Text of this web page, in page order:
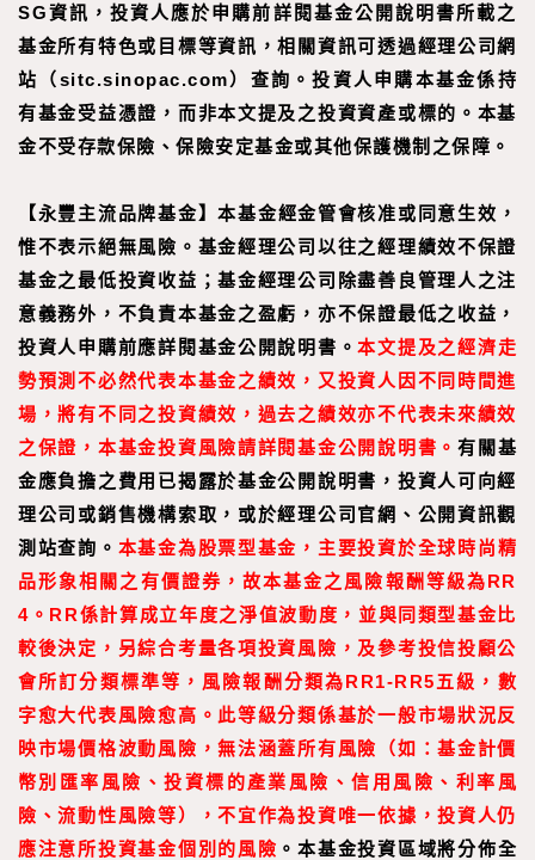
SG資訊，投資人應於申購前詳閱基金公開說明書所載之
基金所有特色或目標等資訊，相關資訊可透過經理公司網
站（sitc.sinopac.com）查詢。投資人申購本基金係持
有基金受益憑證，而非本文提及之投資資產或標的。本基
金不受存款保險、保險安定基金或其他保護機制之保障。
【永豐主流品牌基金】本基金經金管會核准或同意生效，
惟不表示絕無風險。基金經理公司以往之經理績效不保證
基金之最低投資收益；基金經理公司除盡善良管理人之注
意義務外，不負責本基金之盈虧，亦不保證最低之收益，
投資人申購前應詳閱基金公開說明書。本文提及之經濟走
勢預測不必然代表本基金之績效，又投資人因不同時間進
場，將有不同之投資績效，過去之績效亦不代表未來績效
之保證，本基金投資風險請詳閱基金公開說明書。有關基
金應負擔之費用已揭露於基金公開說明書，投資人可向經
理公司或銷售機構索取，或於經理公司官網、公開資訊觀
測站查詢。 本基金為股票型基金，主要投資於全球時尚精
品形象相關之有價證券，故本基金之風險報酬等級為RR
4。RR係計算成立年度之淨值波動度，並與同類型基金比
較後決定，另綜合考量各項投資風險，及參考投信投顧公
會所訂分類標準等，風險報酬分類為RR1-RR5五級，數
字愈大代表風險愈高。此等級分類係基於一般市場狀況反
映市場價格波動風險，無法涵蓋所有風險（如：基金計價
幣別匯率風險、投資標的產業風險、信用風險、利率風
險、流動性風險等），不宜作為投資唯一依據，投資人仍
應注意所投資基金個別的風險 。本基金投資區域將分佈全